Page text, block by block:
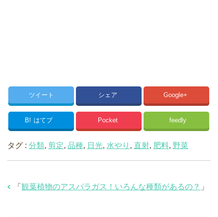
ツイート シェア Google+
B! はてブ Pocket feedly
タグ : 分類, 剪定, 品種, 日光, 水やり , 直射, 肥料, 野菜
「 観葉植物のアスパラガス！いろんな種類があるの？ 」